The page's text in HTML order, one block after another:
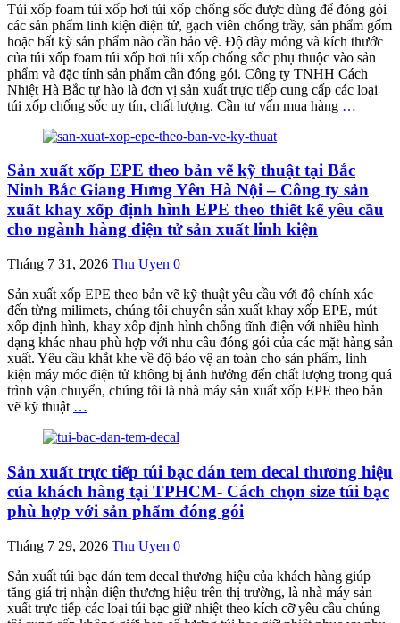
Túi xốp foam túi xốp hơi túi xốp chống sốc được dùng để đóng gói
các sản phẩm linh kiện điện tử, gạch viên chống trầy, sản phẩm gốm
hoặc bất kỳ sản phẩm nào cần bảo vệ. Độ dày mỏng và kích thước
của túi xốp foam túi xốp hơi túi xốp chống sốc phụ thuộc vào sản
phẩm và đặc tính sản phẩm cần đóng gói. Công ty TNHH Cách
Nhiệt Hà Bắc tự hào là đơn vị sản xuất trực tiếp cung cấp các loại
túi xốp chống sốc uy tín, chất lượng. Cần tư vấn mua hàng …
Sản xuất xốp EPE theo bản vẽ kỹ thuật tại Bắc
Ninh Bắc Giang Hưng Yên Hà Nội – Công ty sản
xuất khay xốp định hình EPE theo thiết kế yêu cầu
cho ngành hàng điện tử sản xuất linh kiện
Tháng 7 31, 2026 Thu Uyen 0
Sản xuất xốp EPE theo bản vẽ kỹ thuật yêu cầu với độ chính xác
đến từng milimets, chúng tôi chuyên sản xuất khay xốp EPE, mút
xốp định hình, khay xốp định hình chống tĩnh điện với nhiều hình
dạng khác nhau phù hợp với nhu cầu đóng gói của các mặt hàng sản
xuất. Yêu cầu khắt khe về độ bảo vệ an toàn cho sản phẩm, linh
kiện máy móc điện tử không bị ảnh hưởng đến chất lượng trong quá
trình vận chuyển, chúng tôi là nhà máy sản xuất xốp EPE theo bản
vẽ kỹ thuật …
Sản xuất trực tiếp túi bạc dán tem decal thương hiệu
của khách hàng tại TPHCM- Cách chọn size túi bạc
phù hợp với sản phẩm đóng gói
Tháng 7 29, 2026 Thu Uyen 0
Sản xuất túi bạc dán tem decal thương hiệu của khách hàng giúp
tăng giá trị nhận diện thương hiệu trên thị trường, là nhà máy sản
xuất trực tiếp các loại túi bạc giữ nhiệt theo kích cỡ yêu cầu chúng